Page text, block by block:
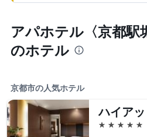
アパホテル〈京都駅
のホテル
京都市の人気ホテル
5つ星